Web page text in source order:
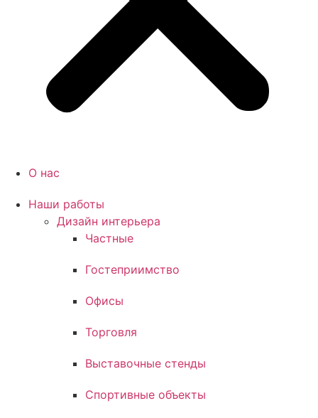
О нас
Наши работы
Дизайн интерьера
Частные
Гостеприимство
Офисы
Торговля
Выставочные стенды
Спортивные объекты